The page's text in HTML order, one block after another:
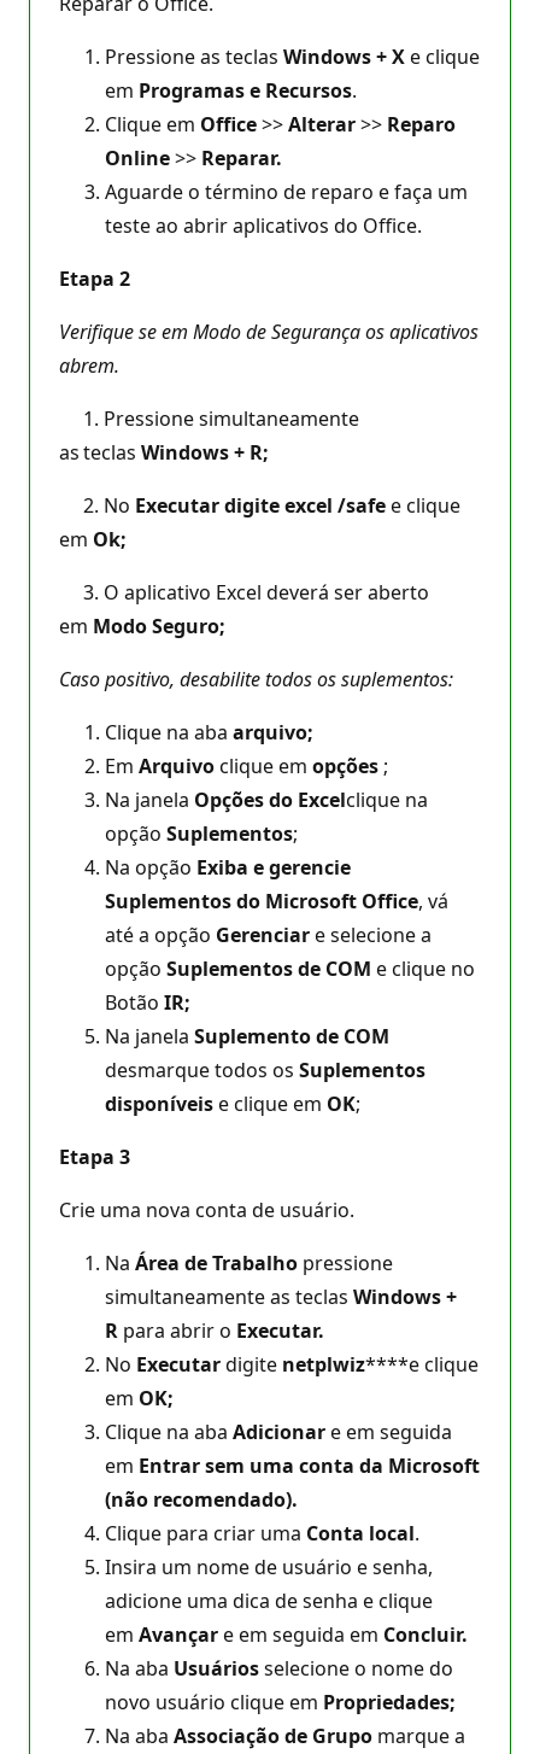
Pressione as teclas Windows + Xe clique
em Programas e Recursos.
Clique em Office>>Alterar>> Reparo
Online>> Reparar.
Aguarde o término de reparo e faça um
teste ao abrir aplicativos do Office.
Etapa 2
Verifique se em Modo de Segurança os aplicativos
abrem.
1. Pressione simultaneamente
as teclas Windows + R;
2. No Executar digite excel /safee clique
em Ok;
3. O aplicativo Excel deverá ser aberto
em Modo Seguro;
Caso positivo, desabilite todos os suplementos:
Clique na aba arquivo;
Em Arquivoclique em opções ;
Na janela Opções do Excelclique na
opção Suplementos;
Na opção Exiba e gerencie
Suplementos do Microsoft Office, vá
até a opção Gerenciare selecione a
opção Suplementos de COM e clique no
Botão IR;
Na janela Suplemento de COM
desmarque todos os Suplementos
disponíveise clique em OK;
Etapa 3
Crie uma nova conta de usuário.
Na Área de Trabalho pressione
simultaneamente as teclas Windows +
R para abrir o Executar.
No Executardigite netplwiz****e clique
em OK;
Clique na aba Adicionare em seguida
em Entrar sem uma conta da Microsoft
(não recomendado).
Clique para criar uma Conta local.
Insira um nome de usuário e senha,
adicione uma dica de senha e clique
em Avançare em seguida em Concluir.
Na aba Usuáriosselecione o nome do
novo usuário clique em Propriedades;
Na aba Associação de Grupo marque a